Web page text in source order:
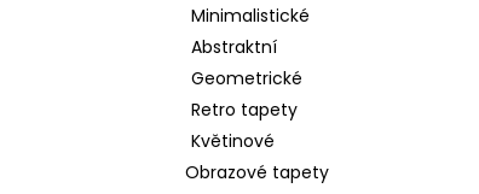
Minimalistické
Abstraktní
Geometrické
Retro tapety
Květinové
Obrazové tapety